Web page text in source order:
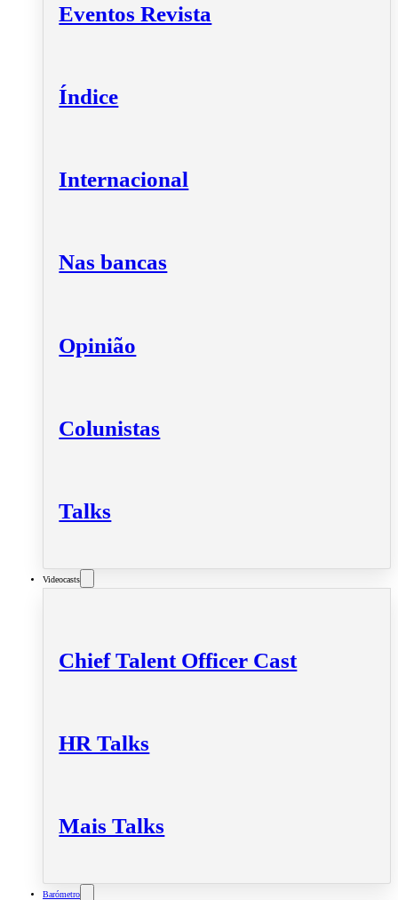
Eventos Revista
Índice
Internacional
Nas bancas
Opinião
Colunistas
Talks
Videocasts
Chief Talent Officer Cast
HR Talks
Mais Talks
Barómetro